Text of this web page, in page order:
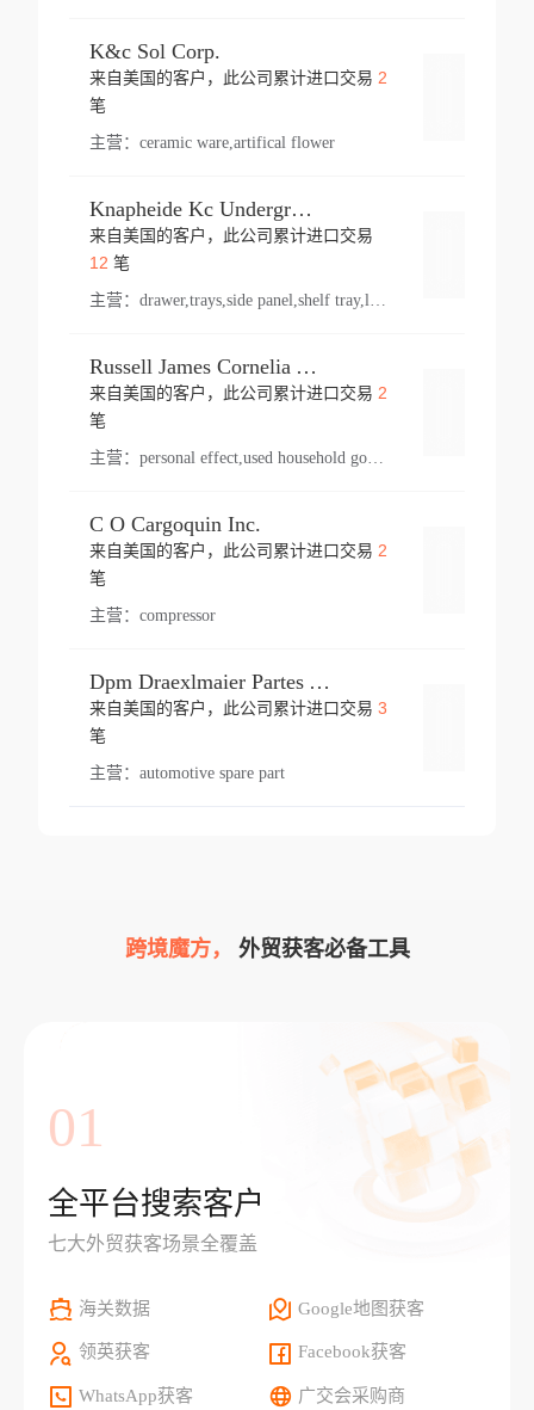
K&c Sol Corp.
来自美国的客户，此公司累计进口交易 2
笔
主营： ceramic ware,artifical flower
Knapheide Kc Underground
来自美国的客户，此公司累计进口交易
12 笔
主营：
Russell James Cornelia Arlington Va
来自美国的客户，此公司累计进口交易 2
笔
主营： personal effect,used household goods
C O Cargoquin Inc.
来自美国的客户，此公司累计进口交易 2
笔
主营： compressor
Dpm Draexlmaier Partes Automotrices Corr Ind Huejotzingo
来自美国的客户，此公司累计进口交易 3
笔
主营： automotive spare part
跨境魔方， 外贸获客必备工具
01
全平台搜索客户
七大外贸获客场景全覆盖
海关数据 Google地图获客
领英获客 Facebook获客
WhatsApp获客 广交会采购商